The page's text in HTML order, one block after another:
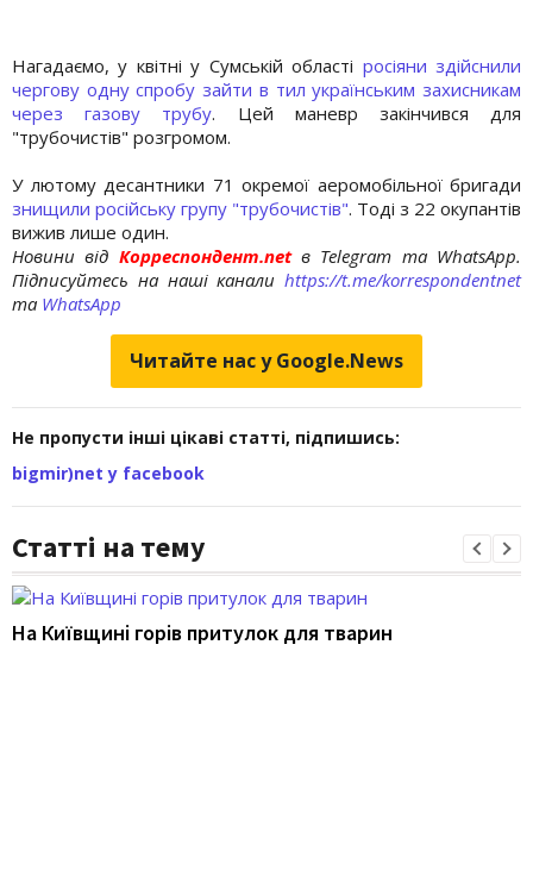
Нагадаємо, у квітні у Сумській області росіяни здійснили
чергову одну спробу зайти в тил українським захисникам
через газову трубу. Цей маневр закінчився для
"трубочистів" розгромом.
У лютому десантники 71 окремої аеромобільної бригади
знищили російську групу "трубочистів". Тоді з 22 окупантів
вижив лише один.
Новини від Корреспондент.netв Telegram та WhatsApp.
Підписуйтесь на наші канали https://t.me/korrespondentnet
та WhatsApp
Читайте нас у Google.News
Не пропусти інші цікаві статті, підпишись:
bigmir)net у facebook
Статті на тему
На Київщині горів притулок для тварин